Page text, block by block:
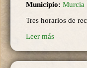
Municipio: Murcia
Tres horarios de
Leer más